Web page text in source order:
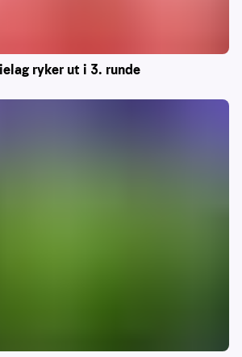
ryker ut i 3. runde